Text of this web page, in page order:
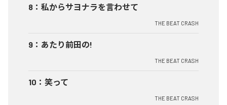
8 ： 私からサヨナラを言わせて
THE BEAT CRASH
9 ： あたり前田の!
THE BEAT CRASH
10 ： 笑って
THE BEAT CRASH